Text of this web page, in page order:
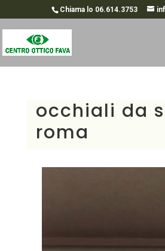
Chiama lo 06.614.3753
occhiali da
roma